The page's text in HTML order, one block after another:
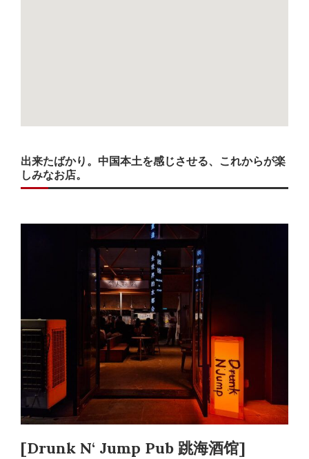
出来たばかり。中国本土を感じさせる、これからが楽
しみなお店。
[Drunk N‘ Jump Pub 跳海酒馆]